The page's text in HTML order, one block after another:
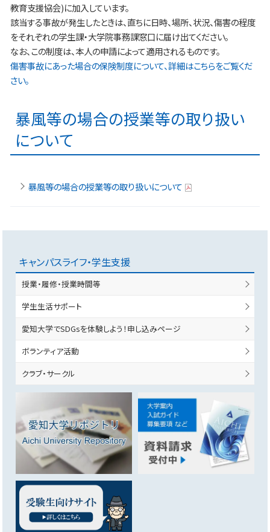
教育支援協会)に加入しています。
該当する事故が発生したときは、直ちに日時、場所、状況、傷害の程度
をそれぞれの学生課・大学院事務課窓口に届け出てください。
なお、この制度は、本人の申請によって適用されるものです。
傷害事故にあった場合の保険制度について、詳細はこちらをご覧くだ
さい。
暴風等の場合の授業等の取り扱い
について
暴風等の場合の授業等の取り扱いについて
キャンパスライフ・学生支援
授業・履修・授業時間等
学生生活サポート
愛知大学でSDGsを体験しよう！申し込みページ
ボランティア活動
クラブ・サークル